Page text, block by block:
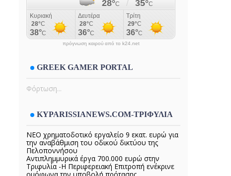
πρόγνωση καιρού από το k24.net
GREEK GAMER PORTAL
Φόρτωση...
KYPARISSIANEWS.COM-ΤΡΙΦΥΛΙΑ
ΝΕΟ χρηματοδοτικό εργαλείο 9 εκατ. ευρώ για
την αναβάθμιση του οδικού δικτύου της
Πελοποννήσου
Αντιπλημμυρικά έργα 700.000 ευρώ στην
Τριφυλία -Η Περιφερειακή Επιτροπή ενέκρινε